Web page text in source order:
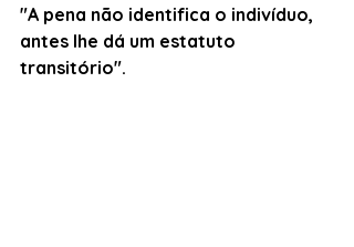
"A pena não identifica o indivíduo,
antes lhe dá um estatuto
transitório".